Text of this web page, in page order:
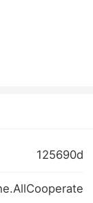
125690d